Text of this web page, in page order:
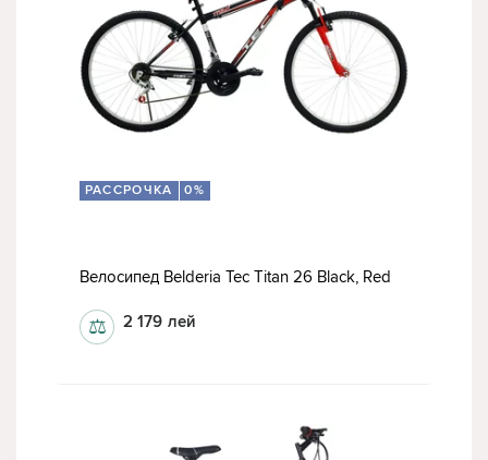
РАССРОЧКА 0%
Велосипед Belderia Tec Titan 26 Black, Red
2 179 лей
⚖